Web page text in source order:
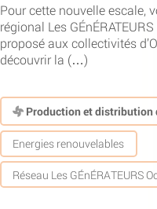
Pour cette nouvelle escale,
régional Les
proposé aux collectivités
découvrir la (…)
Production et distribution
Energies renouvelables
Réseau Les GÉnÉRATEURS